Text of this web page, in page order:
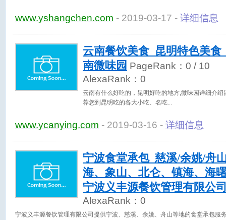
www.yshangchen.com - 2019-03-17 - 详细信息
云南餐饮美食_昆明特色美食
南微味园 PageRank： 0 / 10
AlexaRank： 0
云南有什么好吃的，昆明好吃的地方,微味园详细介
荐您到昆明吃的各大小吃、名吃
www.ycanying.com - 2019-03-16 - 详细信息
宁波食堂承包_慈溪/余姚/舟
海、象山、北仑、镇海、海
宁波义丰源餐饮管理有限公
AlexaRank： 0
宁波义丰源餐饮管理有限公司提供宁波、慈溪、余姚、舟山等地的食堂承包服